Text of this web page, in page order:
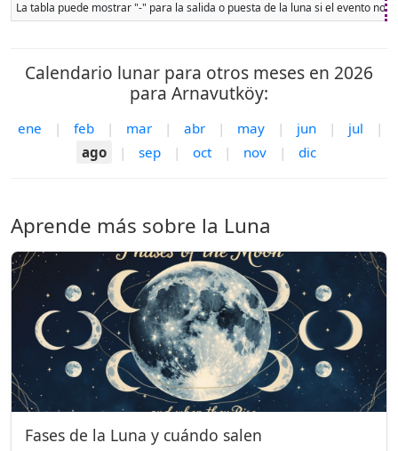
La tabla puede mostrar "-" para la salida o puesta de la luna si el evento no
Calendario lunar para otros meses en 2026
para Arnavutköy:
ene | feb | mar | abr | may | jun | jul
|
ago
| sep | oct | nov | dic
Aprende más sobre la Luna
Fases de la Luna y cuándo salen